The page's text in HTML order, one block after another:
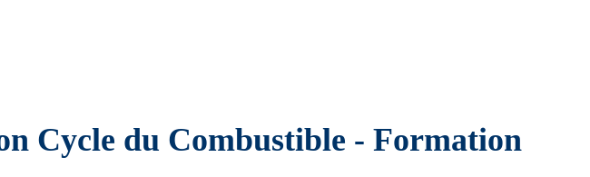
Cycle du Combustible - Formation